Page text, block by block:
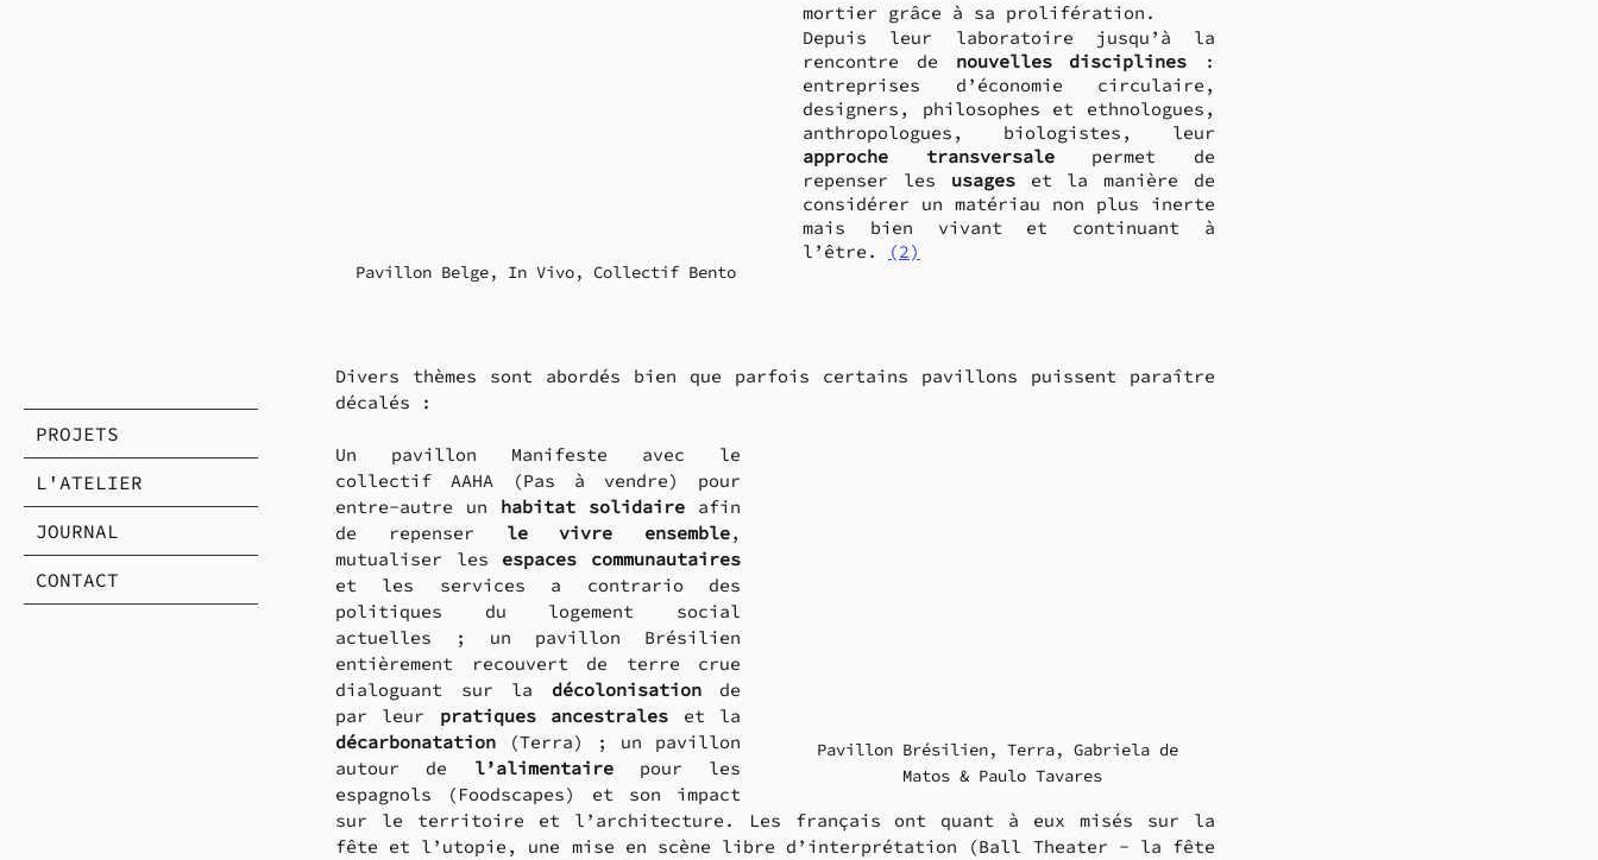
PROJETS
L'ATELIER
JOURNAL
CONTACT
Pavillon Belge, In Vivo, Collectif Bento
mortier grâce à sa prolifération.
Depuis leur laboratoire jusqu’à la
rencontre de nouvelles disciplines :
entreprises d’économie circulaire,
designers, philosophes et ethnologues,
approche transversale permet de
repenser les usages et la manière de
considérer un matériau non plus inerte
mais bien vivant et continuant à
l’être.
(2)
Divers thèmes sont abordés bien que parfois certains pavillons puissent paraître
décalés :
Pavillon Brésilien, Terra, Gabriela de
Matos & Paulo Tavares
Un pavillon Manifeste avec le
collectif AAHA (Pas à vendre) pour
entre-autre un habitat solidaire afin
de repenser le vivre ensemble,
mutualiser les espaces communautaires
et les services a contrario des
politiques du logement social
actuelles ; un pavillon Brésilien
entièrement recouvert de terre crue
dialoguant sur la décolonisation de
par leur pratiques ancestrales
décarbonatation (Terra) ; un pavillon
autour de l’alimentaire pour les
espagnols (Foodscapes) et son impact
sur le territoire et l’architecture. Les français ont quant à eux misés sur la
fête et l’utopie, une mise en scène libre d’interprétation (Ball Theater - la fête